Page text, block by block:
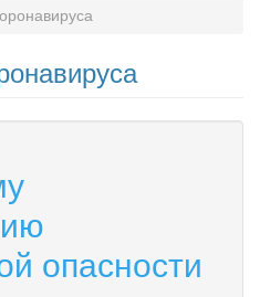
опасности